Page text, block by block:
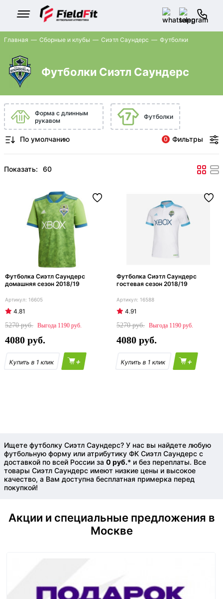
Главная Сборные и клубы Сиэтл Саундерс Футболки
Футболки Сиэтл Саундерс
Форма с длинным
рукавом
Футболки
0 Фильтры
Показать:
Футболка Сиэтл Саундерс
домашняя сезон 2018/19
16605
4.81
5270
1190
4080
+
Футболка Сиэтл Саундерс
гостевая сезон 2018/19
16588
4.91
5270
1190
4080
+
Ищете футболку Сиэтл Саундерс? У нас вы найдете любую
футбольную форму или атрибутику ФК Сиэтл Саундерс с
доставкой по всей России за 0 руб.* и без переплаты. Все
товары Сиэтл Саундерс имеют низкие цены и высокое
качество, а Вам доступна бесплатная примерка перед
покупкой!
Акции и специальные предложения в
Москве